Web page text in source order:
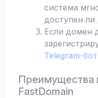
система
доступен ли
Если домен
Telegram-
Преимущества
FastDomain